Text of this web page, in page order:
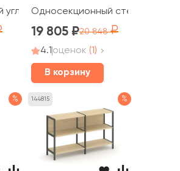
стеллаж двухярусный
Односекционный стеллаж
19 805 20 848
4.1 оценок (1)
В корзину
% 144815 %